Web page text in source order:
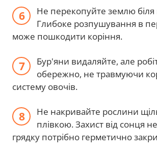
Не перекопуйте землю біля
Глибоке розпушування в
може пошкодити коріння.
Бур'яни видаляйте, але
обережно, не травмуючи
систему овочів.
Не накривайте рослини
плівкою. Захист від сонця
грядку потрібно герметично